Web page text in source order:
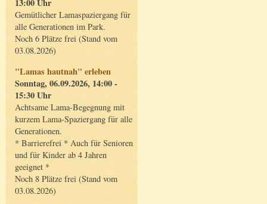
13:00 Uhr
Gemütlicher Lamaspaziergang für
alle Generationen im Park.
Noch 6 Plätze frei (Stand vom
03.08.2026)
"Lamas hautnah" erleben
Sonntag, 06.09.2026, 14:00 -
15:30 Uhr
Achtsame Lama-Begegnung mit
kurzem Lama-Spaziergang für alle
Generationen.
* Barrierefrei * Auch für Senioren
und für Kinder ab 4 Jahren
geeignet *
Noch 8 Plätze frei (Stand vom
03.08.2026)